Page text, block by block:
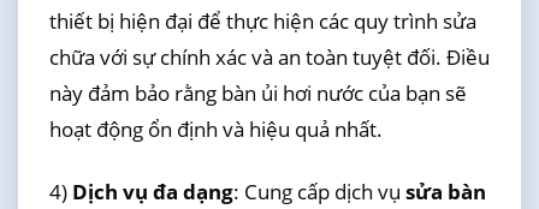
thiết bị hiện đại để thực hiện các quy trình sửa
chữa với sự chính xác và an toàn tuyệt đối. Điều
này đảm bảo rằng bàn ủi hơi nước của bạn sẽ
hoạt động ổn định và hiệu quả nhất.
4) Dịch vụ đa dạng: Cung cấp dịch vụ sửa bàn